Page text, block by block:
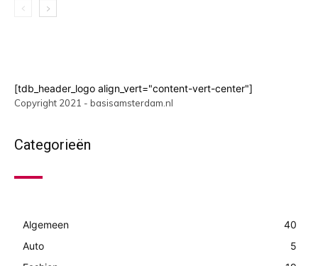
[tdb_header_logo align_vert="content-vert-center"]
Copyright 2021 - basisamsterdam.nl
Categorieën
Algemeen
40
Auto
5